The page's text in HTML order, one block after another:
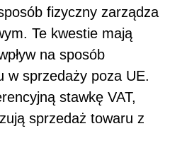
fizyczny zarządza
Te kwestie mają
na sposób
w sprzedaży poza UE.
stawkę VAT,
sprzedaż towaru z